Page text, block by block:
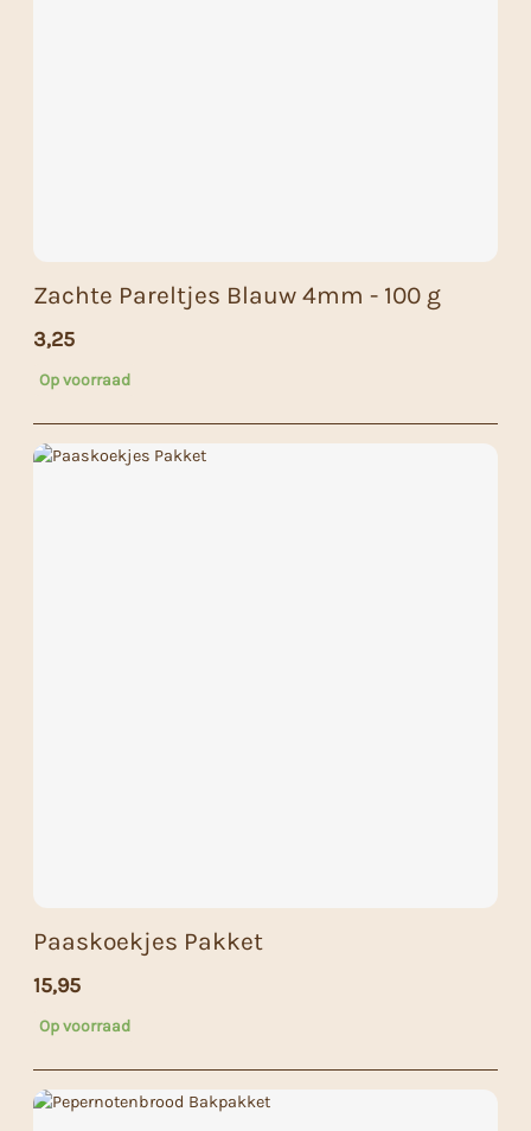
Zachte Pareltjes Blauw 4mm - 100 g
3,25
Op voorraad
Paaskoekjes Pakket
15,95
Op voorraad